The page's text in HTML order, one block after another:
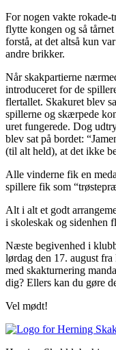
For nogen vakte
flytte kongen og så
forstå, at det altså kun
andre brikker.
Når skakpartierne
introduceret for de
flertallet. Skakuret blev
spillerne og skærpede
uret fungerede. Dog
blev sat på bordet:
(til alt held), at det ikke
Alle vinderne fik en
spillere fik som
Alt i alt et godt
i skoleskak og sidenhen
Næste begivenhed i
lørdag den 17. august
med skakturnering
dig? Ellers kan du gøre
Vel mødt!